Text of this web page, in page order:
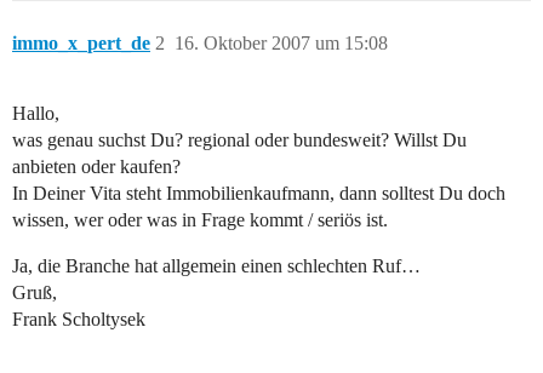
immo_x_pert_de 16. Oktober 2007 um 15:08
2
Hallo,
was genau suchst Du? regional oder bundesweit? Willst Du
anbieten oder kaufen?
In Deiner Vita steht Immobilienkaufmann, dann solltest Du doch
wissen, wer oder was in Frage kommt / seriös ist.
Ja, die Branche hat allgemein einen schlechten Ruf…
Gruß,
Frank Scholtysek